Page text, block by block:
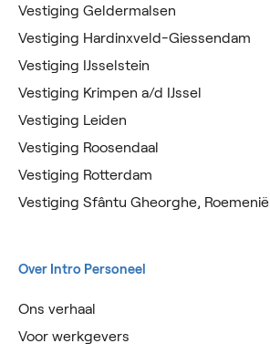
Vestiging Geldermalsen
Vestiging Hardinxveld-Giessendam
Vestiging IJsselstein
Vestiging Krimpen a/d IJssel
Vestiging Leiden
Vestiging Roosendaal
Vestiging Rotterdam
Vestiging Sfântu Gheorghe, Roemenië
Over Intro Personeel
Ons verhaal
Voor werkgevers